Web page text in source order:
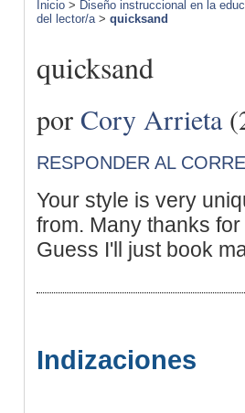
Inicio > Diseño instruccional en la
del lector/a> quicksand
quicksand
por Cory Arrieta
RESPONDER AL
Your style is very
from. Many thanks
Guess I'll just book
Indizaciones